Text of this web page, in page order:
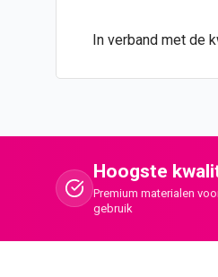
In verband met de
Hoogste
Premium materialen
gebruik